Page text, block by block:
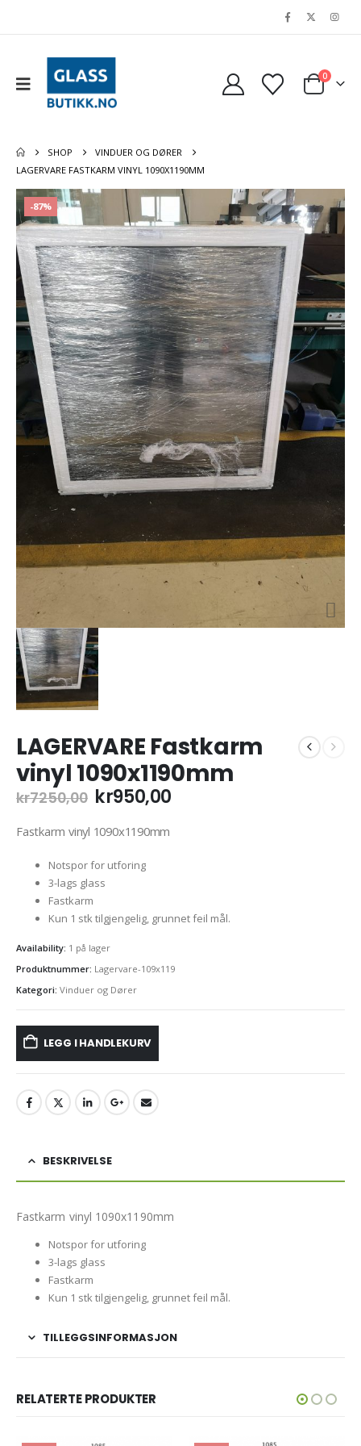
0
SHOP
VINDUER OG DØRER
LAGERVARE FASTKARM VINYL 1090X1190MM
-87%
LAGERVARE Fastkarm
vinyl 1090x1190mm
kr7250,00 Opprinnelig
var:
kr950,00Nåværende
Fastkarm vinyl 1090x1190mm
Notspor for utforing
3-lags glass
Fastkarm
Kun 1 stk tilgjengelig, grunnet feil mål.
Availability: 1 på lager
Produktnummer: Lagervare-109x119
Kategori: Vinduer og Dører
LEGG I HANDLEKURV
BESKRIVELSE
Fastkarm vinyl 1090x1190mm
Notspor for utforing
3-lags glass
Fastkarm
Kun 1 stk tilgjengelig, grunnet feil mål.
TILLEGGSINFORMASJON
RELATERTE PRODUKTER